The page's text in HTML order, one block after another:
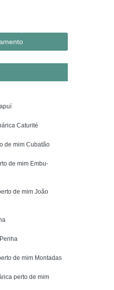
Paulo
Grande
em Sorocaba
de Feridas
São Paulo
Caturité
de mim Cubatão
de mim Embu-
de mim João
de mim Montadas
perto de mim